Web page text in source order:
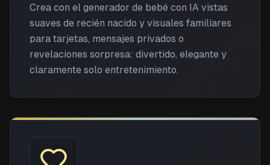
Crea con el generador de bebé con IA vistas
suaves de recién nacido y visuales familiares
para tarjetas, mensajes privados o
revelaciones sorpresa: divertido, elegante y
claramente solo entretenimiento.